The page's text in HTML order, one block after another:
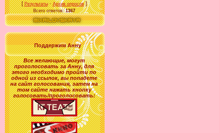
[Результаты·Архив опросов]
Всего ответов:1367
Поддержим Анну
Все желающие,могут
проголосовать заАнну, для
этого необходимо пройти по
одной из ссылок, вы попадете
на сайт голосования, затем на
том сайте нажать кнопку
голосовать/проголосовать: